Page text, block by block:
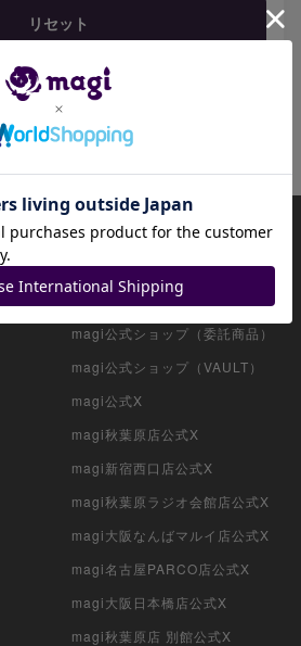
リセット
magi公式アカウント一覧
magi公式ショップ（コレクター向
magi公式ショップ（委託商品）
magi公式ショップ（VAULT）
magi公式X
magi秋葉原店公式X
magi新宿西口店公式X
magi秋葉原ラジオ会館店公式X
magi大阪なんばマルイ店公式X
magi名古屋PARCO店公式X
magi大阪日本橋店公式X
magi秋葉原店 別館公式X